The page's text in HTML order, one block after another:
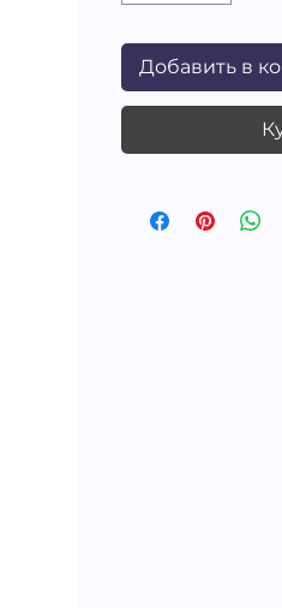
Добавить в